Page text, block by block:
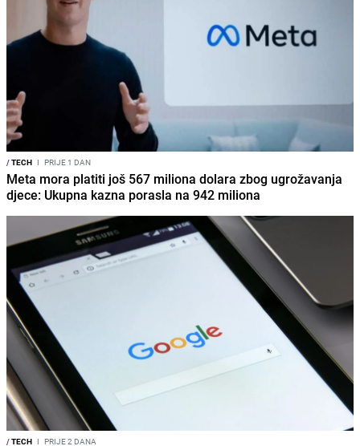
/TECH I PRIJE 1 DAN
Meta mora platiti još 567 miliona dolara zbog ugrožavanja
djece: Ukupna kazna porasla na 942 miliona
/TECH I PRIJE 2 DANA